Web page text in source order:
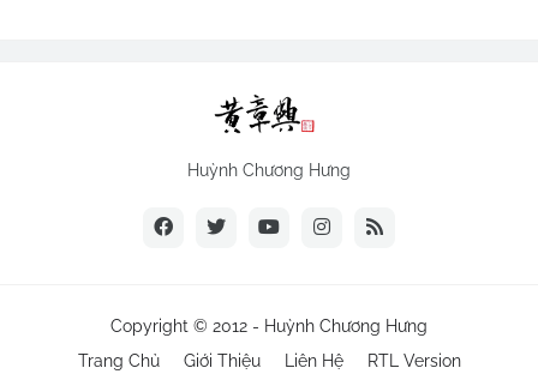
Huỳnh Chương Hưng
Copyright © 2012 - Huỳnh Chương Hưng
Trang Chủ
Giới Thiệu Liên Hệ RTL Version